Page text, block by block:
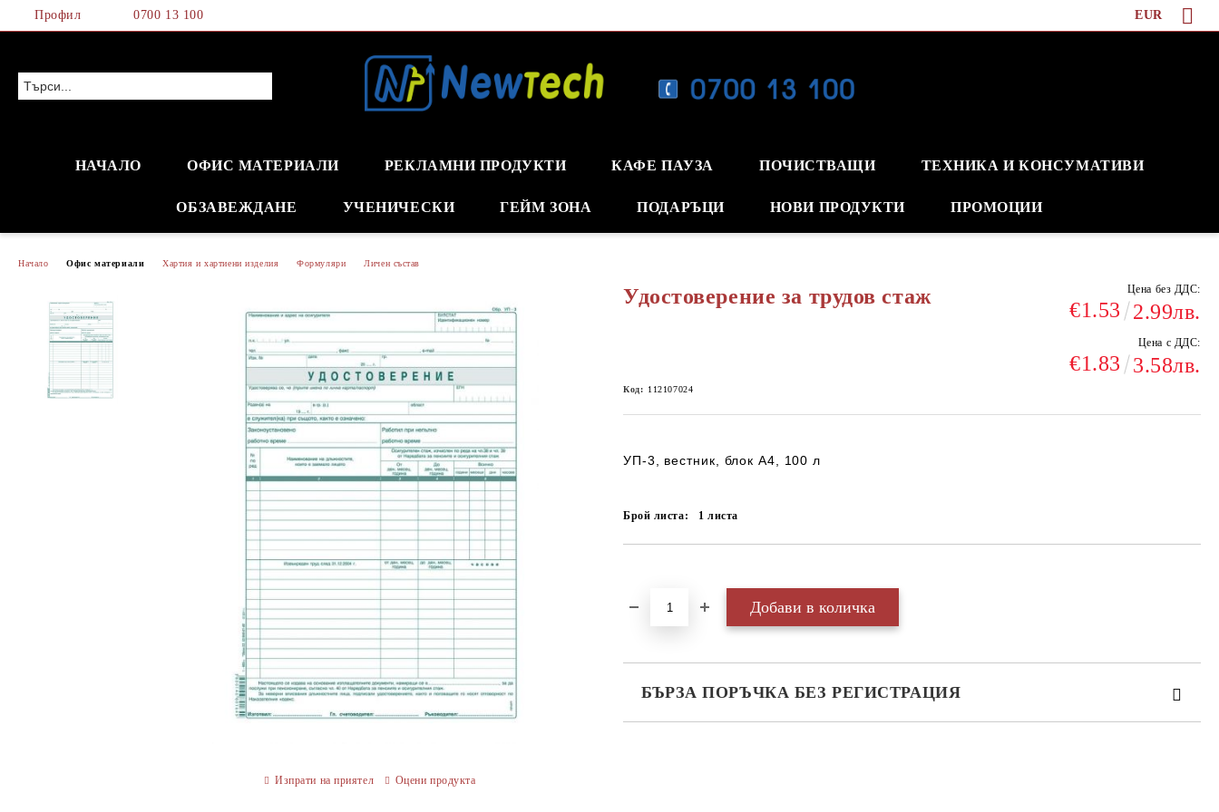
Профил 0700 13 100 EUR
НАЧАЛО ОФИС МАТЕРИАЛИ РЕКЛАМНИ ПРОДУКТИ КАФЕ ПАУЗА ПОЧИСТВАЩИ ТЕХНИКА И КОНСУМАТИВИ
ОБЗАВЕЖДАНЕ УЧЕНИЧЕСКИ ГЕЙМ ЗОНА ПОДАРЪЦИ НОВИ ПРОДУКТИ ПРОМОЦИИ
Начало Офис материали Хартия и хартиени изделия Формуляри Личен състав
Удостоверение за трудов стаж Цена без ДДС:
€1.53 2.99лв.
Цена с ДДС:
€1.83 3.58лв.
Код: 112107024
УП-3, вестник, блок А4, 100 л
Брой листа: 1листа
БЪРЗА ПОРЪЧКА БЕЗ РЕГИСТРАЦИЯ
Изпрати на приятел Оцени продукта